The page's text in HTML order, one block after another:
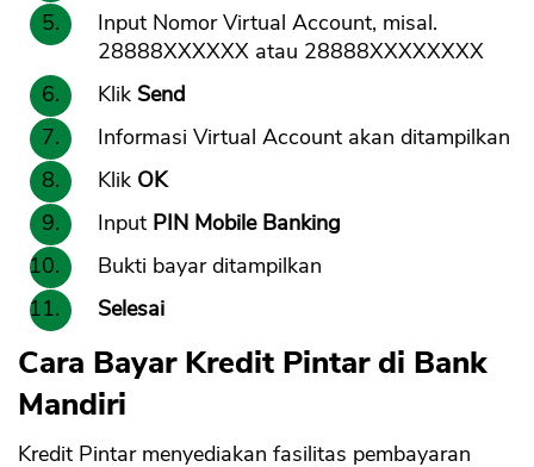
Input Nomor Virtual Account, misal.
28888XXXXXX atau 28888XXXXXXXX
Klik Send
Informasi Virtual Account akan ditampilkan
Klik OK
Input PIN Mobile Banking
Bukti bayar ditampilkan
Selesai
Cara Bayar Kredit Pintar di Bank
Mandiri
Kredit Pintar menyediakan fasilitas pembayaran